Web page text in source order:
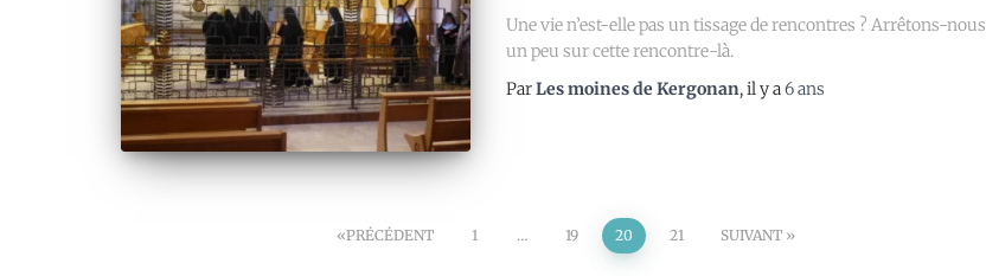
Une vie n’est-elle pas un tissage de rencontres ? Arrêtons-nous
un peu sur cette rencontre-là.
ParLes moines de Kergonan, il y a6 ans
PRÉCÉDENT 1 … 19 20 21 SUIVANT